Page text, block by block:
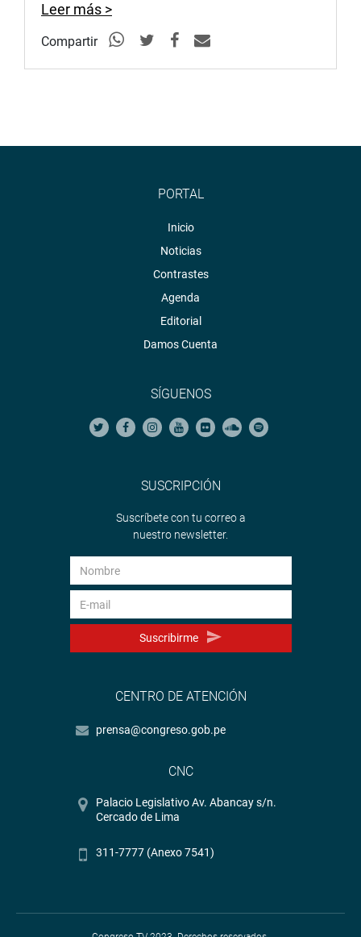
Leer más >
Compartir
PORTAL
Inicio
Noticias
Contrastes
Agenda
Editorial
Damos Cuenta
SÍGUENOS
SUSCRIPCIÓN
Suscríbete con tu correo a
nuestro newsletter.
Suscribirme
CENTRO DE ATENCIÓN
prensa@congreso.gob.pe
CNC
Palacio Legislativo Av. Abancay s/n.
Cercado de Lima
311-7777 (Anexo 7541)